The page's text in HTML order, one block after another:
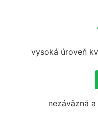
vysoká úroveň
nezáväzná